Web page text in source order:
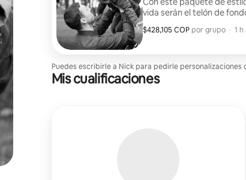
vida serán el telón de
$428,105 COP por grupo
$428,105 COP por grupo
, · 1 h
Puedes escribirle a Nick para pedirle personalizaciones
Mis cualificaciones